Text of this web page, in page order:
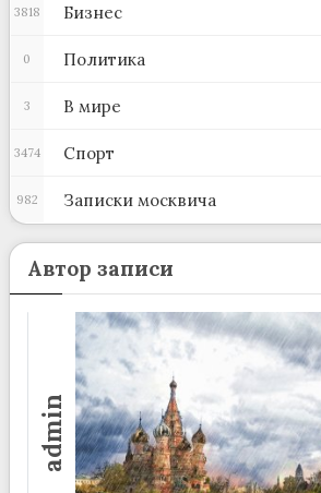
Бизнес
3818
Политика
0
В мире
3
Спорт
3474
Записки москвича
982
Автор записи
admin